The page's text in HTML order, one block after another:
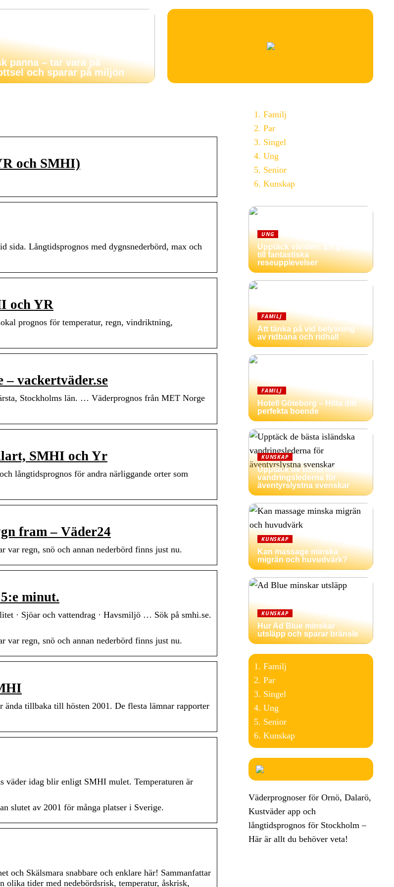
panna – tar vara på
och sparar på miljön
och SMHI)
Långtidsprognos med dygnsnederbörd, max och
och YR
prognos för temperatur, regn, vindriktning,
vackertväder.se
Stockholms län. … Väderprognos från MET Norge
SMHI och Yr
långtidsprognos för andra närliggande orter som
fram – Väder24
var regn, snö och annan nederbörd finns just nu.
minut.
· Sjöar och vattendrag · Havsmiljö … Sök på smhi.se.
var regn, snö och annan nederbörd finns just nu.
ända tillbaka till hösten 2001. De flesta lämnar rapporter
väder idag blir enligt SMHI mulet. Temperaturen är
slutet av 2001 för många platser i Sverige.
Skälsmara snabbare och enklare här! Sammanfattar
olika tider med nedebördsrisk, temperatur, åskrisk,
Familj
Par
Singel
Ung
Senior
Kunskap
UNG
Upptäck världen: En guide
till fantastiska
reseupplevelser
FAMILJ
Att tänka på vid belysning
av ridbana och ridhall
FAMILJ
Hotell Göteborg – Hitta ditt
perfekta boende
KUNSKAP
Upptäck de bästa isländska
vandringslederna för
äventyrslystna svenskar
KUNSKAP
Kan massage minska
migrän och huvudvärk?
KUNSKAP
Hur Ad Blue minskar
utsläpp och sparar bränsle
Familj
Par
Singel
Ung
Senior
Kunskap
Väderprognoser för Ornö, Dalarö,
Kustväder app och
långtidsprognos för Stockholm –
Här är allt du behöver veta!